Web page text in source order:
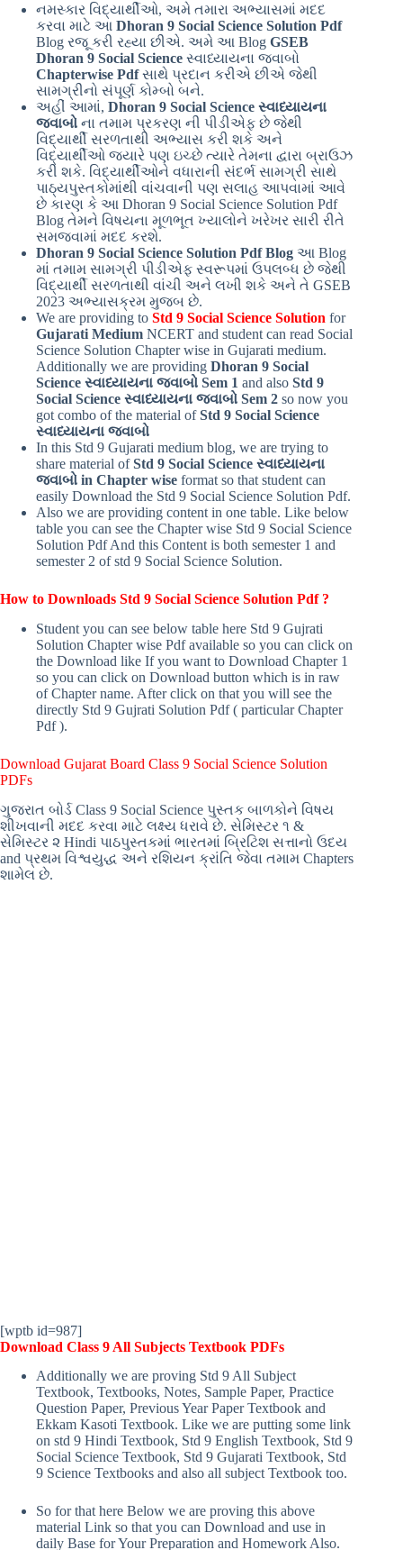
નમસ્કાર વિદ્યાર્થીઓ, અમે તમારા અભ્યાસમાં મદદ
કરવા માટે આ Dhoran 9 Social Science Solution Pdf
Blog રજૂ કરી રહ્યા છીએ. અમે આ Blog GSEB
Dhoran 9 Social Science સ્વાધ્યાયના જવાબો
Chapterwise Pdfસાથે પ્રદાન કરીએ છીએ જેથી
સામગ્રીનો સંપૂર્ણ કોમ્બો બને.
અહીં આમાં, Dhoran 9 Social Science સ્વાધ્યાયના
જવાબો ના તમામ પ્રકરણ ની પીડીએફ છે જેથી
વિદ્યાર્થી સરળતાથી અભ્યાસ કરી શકે અને
વિદ્યાર્થીઓ જ્યારે પણ ઇચ્છે ત્યારે તેમના દ્વારા બ્રાઉઝ
કરી શકે. વિદ્યાર્થીઓને વધારાની સંદર્ભ સામગ્રી સાથે
પાઠ્યપુસ્તકોમાંથી વાંચવાની પણ સલાહ આપવામાં આવે
છે કારણ કે આ Dhoran 9 Social Science Solution Pdf
Blog તેમને વિષયના મૂળભૂત ખ્યાલોને ખરેખર સારી રીતે
સમજવામાં મદદ કરશે.
Dhoran 9 Social Science Solution Pdf Blog આ Blog
માં તમામ સામગ્રી પીડીએફ સ્વરૂપમાં ઉપલબ્ધ છે જેથી
વિદ્યાર્થી સરળતાથી વાંચી અને લખી શકે અને તે GSEB
2023 અભ્યાસક્રમ મુજબ છે.
We are providing to Std 9 Social Science Solution for
Gujarati Medium NCERT and student can read Social
Science Solution Chapter wise in Gujarati medium.
Additionally we are providing Dhoran 9 Social
Science સ્વાધ્યાયના જવાબો Sem 1 and also Std 9
Social Science સ્વાધ્યાયના જવાબો Sem 2 so now you
got combo of the material ofStd 9 Social Science
સ્વાધ્યાયના જવાબો
In this Std 9 Gujarati medium blog, we are trying to
share material ofStd 9 Social Science સ્વાધ્યાયના
જવાબો in Chapter wise format so that student can
easily Download the Std 9 Social Science Solution Pdf.
Also we are providing content in one table. Like below
table you can see the Chapter wise Std 9 Social Science
Solution Pdf And this Content is both semester 1 and
semester 2 of std 9 Social Science Solution.
How to Downloads Std 9 Social Science Solution Pdf ?
Student you can see below table here Std 9 Gujrati
Solution Chapter wise Pdf available so you can click on
the Download like If you want to Download Chapter 1
so you can click on Download button which is in raw
of Chapter name. After click on that you will see the
directly Std 9 Gujrati Solution Pdf ( particular Chapter
Pdf ).
Download Gujarat Board Class 9 Social Science Solution
PDFs
ગુજરાત બોર્ડ Class 9 Social Science પુસ્તક બાળકોને વિષય
શીખવાની મદદ કરવા માટે લક્ષ્ય ધરાવે છે. સેમિસ્ટર ૧ &
સેમિસ્ટર ૨ Hindi પાઠપુસ્તકમાં ભારતમાં બ્રિટિશ સત્તાનો ઉદય
and પ્રથમ વિશ્વયુદ્ધ અને રશિયન ક્રાંતિ જેવા તમામ Chapters
શામેલ છે.
[wptb id=987]
Download Class 9 All Subjects Textbook PDFs
Additionally we are proving Std 9 All Subject
Textbook, Textbooks, Notes, Sample Paper, Practice
Question Paper, Previous Year Paper Textbook and
Ekkam Kasoti Textbook. Like we are putting some link
on std 9 Hindi Textbook, Std 9 English Textbook, Std 9
Social Science Textbook, Std 9 Gujarati Textbook, Std
9 Science Textbooks and also all subject Textbook too.
So for that here Below we are proving this above
material Link so that you can Download and use in
daily Base for Your Preparation and Homework Also.